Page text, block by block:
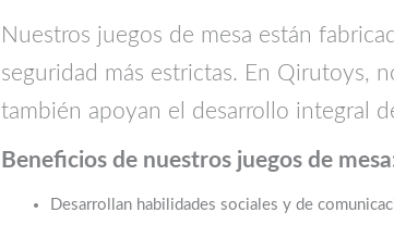
Nuestros juegos de mesa están
seguridad más estrictas. En Qirutoys,
también apoyan el desarrollo integral
Beneficios de nuestros juegos de
Desarrollan habilidades sociales y de